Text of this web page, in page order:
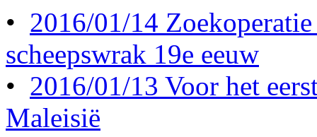
• 2016/01/14
scheepswrak 19e eeuw
• 2016/01/13 Voor het
Maleisië